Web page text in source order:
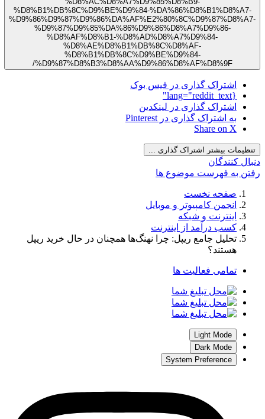
%D8%B1%DB%8C%D9%BE%D9%84-
%D9%87%D9%85%DA%86%D9%86%D8%A7%D9%86-
%D8%AF%D8%B1-%D8%AD%D8%A7%D9%84-
%D8%AE%D8%B1%DB%8C%D8%AF-
%D8%B1%DB%8C%D9%BE%D9%84-
%D9%87%D8%B3%D8%AA%D9%86%D8%AF%D8%9F/
اشتراک گذاری در فیس بوک
اشتراک گذاری در لینکدین
به اشتراک گذاری در Pinterest
Share on X
بیشتر اشتراک گذاری ...
کنندگان
به فهرست موضوع ها
صفحه نخست
انجمن کامپیوتر و موبایل
اینترنت و شبکه
کسب درآمد از اینترنت
تحلیل جامع ریپل: چرا نهنگ‌ها همچنان در حال خرید ریپل
هستند؟
تمامی فعالیت ها
Light Mode
Dark Mode
System Preference